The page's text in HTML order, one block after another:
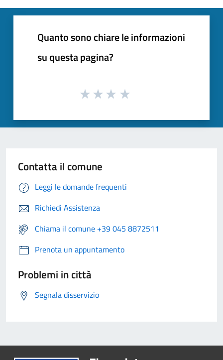
Quanto sono chiare le informazioni
su questa pagina?
Contatta il comune
Leggi le domande frequenti
Richiedi Assistenza
Chiama il comune +39 045 8872511
Prenota un appuntamento
Problemi in città
Segnala disservizio